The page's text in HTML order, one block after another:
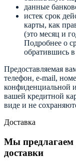
данные
истек срок
карты, как
(это месяц и
Подробнее о
обратившись
Предоставляемая
телефон, e-mail,
конфиденциальной
вашей кредитной
виде и не
Доставка
Мы предлагаем
доставки